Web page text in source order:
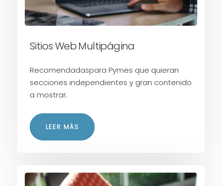
Sitios Web Multipágina
Recomendadaspara Pymes que quieran
secciones independientes y gran contenido
a mostrar.
LEER MÁS